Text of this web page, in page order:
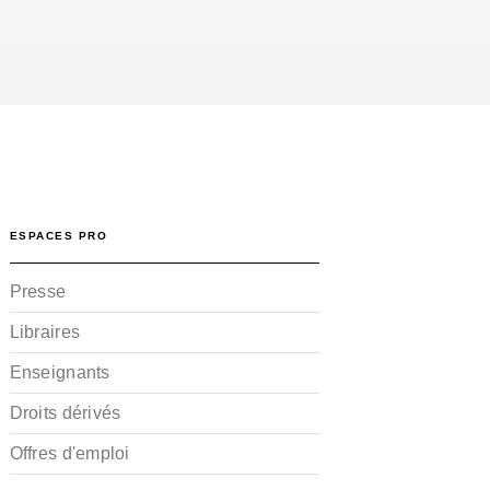
ESPACES PRO
Presse
Libraires
Enseignants
Droits dérivés
Offres d'emploi